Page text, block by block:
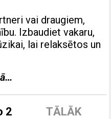
vai draugiem,
Izbaudiet vakaru,
lai relaksētos un
TĀLĀK
2